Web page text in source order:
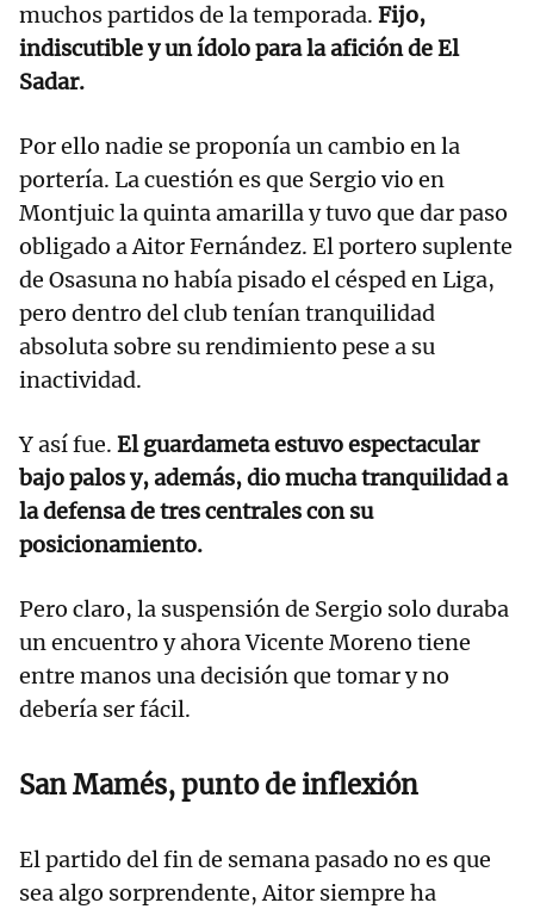
muchos partidos de la temporada. Fijo,
indiscutible y un ídolo para la afición de El
Sadar.
Por ello nadie se proponía un cambio en la
portería. La cuestión es que Sergio vio en
Montjuic la quinta amarilla y tuvo que dar paso
obligado a Aitor Fernández. El portero suplente
de Osasuna no había pisado el césped en Liga,
pero dentro del club tenían tranquilidad
absoluta sobre su rendimiento pese a su
inactividad.
Y así fue. El guardameta estuvo espectacular
bajo palos y, además, dio mucha tranquilidad a
la defensa de tres centrales con su
posicionamiento.
Pero claro, la suspensión de Sergio solo duraba
un encuentro y ahora Vicente Moreno tiene
entre manos una decisión que tomar y no
debería ser fácil.
San Mamés, punto de inflexión
El partido del fin de semana pasado no es que
sea algo sorprendente, Aitor siempre ha